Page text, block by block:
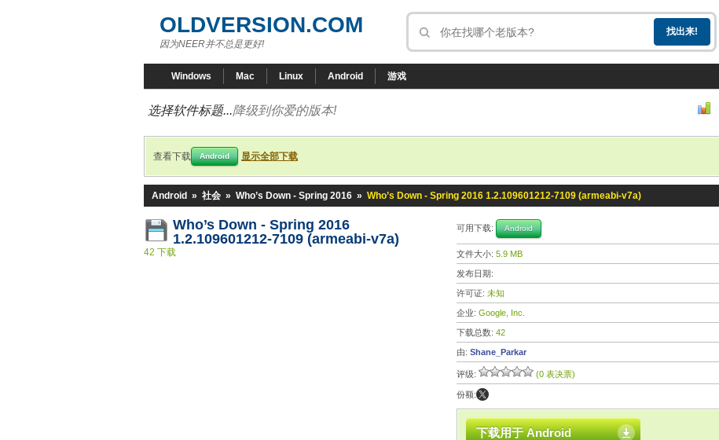
OLDVERSION.COM
因为NEER并不总是更好!
Windows Mac Linux Android 游戏
选择软件标题...降级到你爱的版本!
查看下载 Android 显示全部下载
Android » 社会 » Who’s Down - Spring 2016 » Who’s Down - Spring 2016 1.2.109601212-7109 (armeabi-v7a)
Who’s Down - Spring 2016
1.2.109601212-7109 (armeabi-v7a)
42 下载
可用下载: Android
文件大小: 5.9 MB
发布日期:
许可证: 未知
企业: Google, Inc.
下载总数: 42
由: Shane_Parkar
评级: (0 表决票)
份额:
下载用于 Android